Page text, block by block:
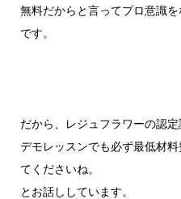
無料だからと言ってプロ意識
です。
だから、レジュフラワーの認
デモレッスンでも必ず最低材
てくださいね。
とお話ししています。